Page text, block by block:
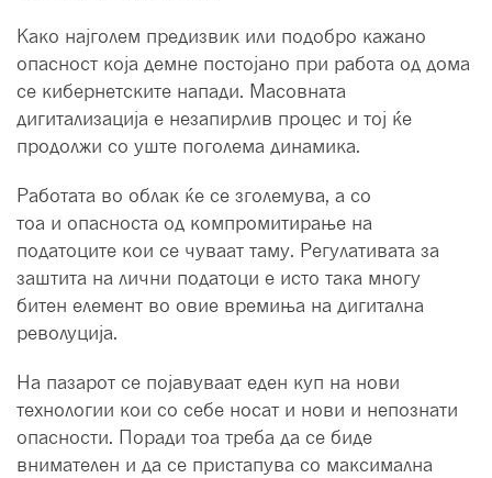
Како најголем предизвик или подобро кажано
опасност која демне постојано при работа од дома
се кибернетските напади. Масовната
дигитализација е незапирлив процес и тој ќе
продолжи со уште поголема динамика.
Работата во облак ќе се зголемува, а со
тоа и опасноста од компромитирање на
податоците кои се чуваат таму. Регулативата за
заштита на лични податоци е исто така многу
битен елемент во овие времиња на дигитална
револуција.
На пазарот се појавуваат еден куп на нови
технологии кои со себе носат и нови и непознати
опасности. Поради тоа треба да се биде
внимателен и да се пристапува со максимална